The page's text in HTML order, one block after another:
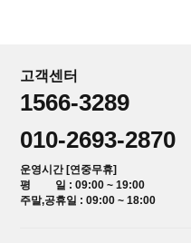
고객센터
1566-3289
010-2693-2870
운영시간 [연중무휴]
평 일 : 09:00 ~ 19:00
주말,공휴일 : 09:00 ~ 18:00